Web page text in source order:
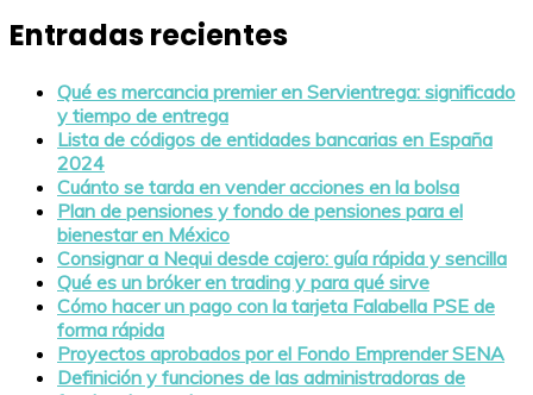
Entradas recientes
Qué es mercancia premier en Servientrega: significado
y tiempo de entrega
Lista de códigos de entidades bancarias en España
2024
Cuánto se tarda en vender acciones en la bolsa
Plan de pensiones y fondo de pensiones para el
bienestar en México
Consignar a Nequi desde cajero: guía rápida y sencilla
Qué es un bróker en trading y para qué sirve
Cómo hacer un pago con la tarjeta Falabella PSE de
forma rápida
Proyectos aprobados por el Fondo Emprender SENA
Definición y funciones de las administradoras de